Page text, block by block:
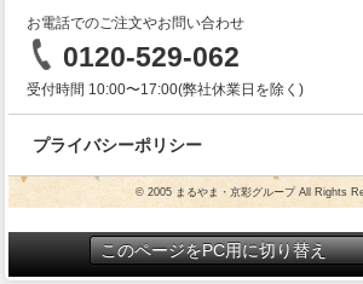
お電話でのご注文やお問い合わせ
0120-529-062
受付時間 10:00〜17:00(弊社休業日を除く)
プライバシーポリシー
© 2005 まるやま・京彩グループ All Rights
このページをPC用に切り替え